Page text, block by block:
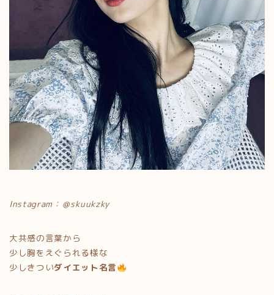
Instagram：＠skuukzky
大共感の言葉から
少し胸をえぐられる様な
少しきついダイエット名言